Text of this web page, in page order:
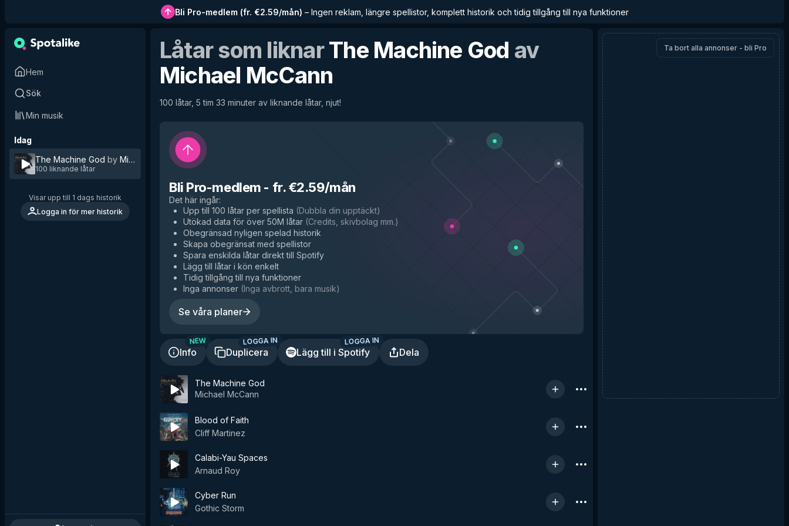
Bli Pro-medlem(fr. €2.59/mån) – Ingen reklam, längre spellistor, komplett historik och tidig tillgång till nya funktioner
Hem
Sök
Min musik
Idag
The Machine God by Michael McCann
100 liknande låtar
Visar upp till 1 dags historik
Logga in för mer historik
Låtar som liknarThe Machine God av
Michael McCann
100 låtar, 5 tim 33 minuter av liknande låtar, njut!
Bli Pro-medlem - fr. €2.59/mån
Det här ingår:
Upp till 100 låtar per spellista (Dubbla din upptäckt)
Utökad data för över 50M låtar (Credits, skivbolag mm.)
Obegränsad nyligen spelad historik
Skapa obegränsat med spellistor
Spara enskilda låtar direkt till Spotify
Lägg till låtar i kön enkelt
Tidig tillgång till nya funktioner
Inga annonser (Inga avbrott, bara musik)
Se våra planer
Info
NEW
Duplicera
LOGGA IN
Lägg till i Spotify
LOGGA IN
Dela
The Machine God
Michael McCann
Blood of Faith
Cliff Martinez
Calabi-Yau Spaces
Arnaud Roy
Cyber Run
Gothic Storm
Ta bort alla annonser - bli Pro